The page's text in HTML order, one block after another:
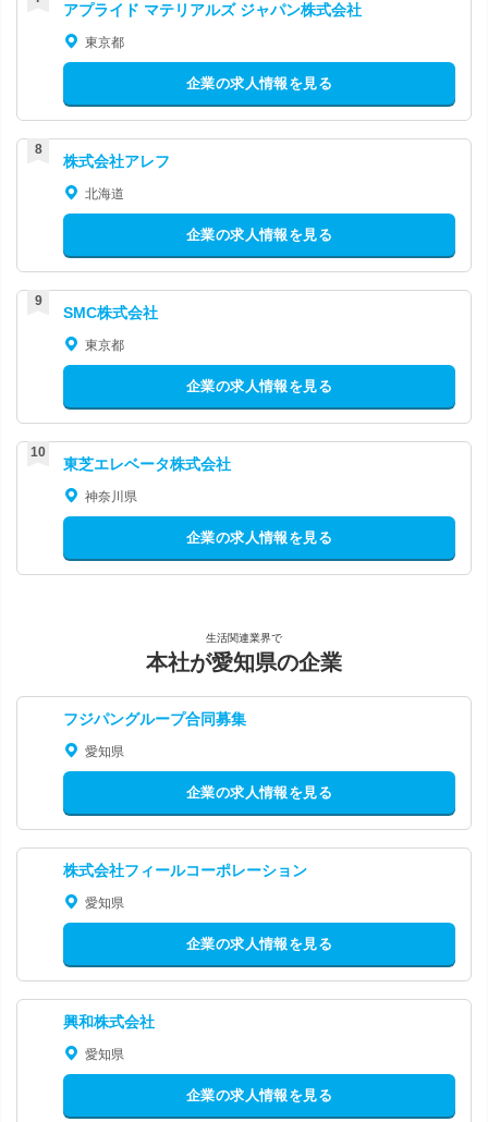
アプライド マテリアルズ ジャパン株式会社
東京都
企業の求人情報を見る
株式会社アレフ
北海道
企業の求人情報を見る
SMC株式会社
東京都
企業の求人情報を見る
東芝エレベータ株式会社
神奈川県
企業の求人情報を見る
生活関連業界で
本社が愛知県の企業
フジパングループ合同募集
愛知県
企業の求人情報を見る
株式会社フィールコーポレーション
愛知県
企業の求人情報を見る
興和株式会社
愛知県
企業の求人情報を見る